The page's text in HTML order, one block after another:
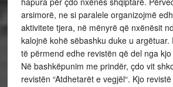
arsimorë, ne si paralele organizojmë
aktivitete tjera, në mënyrë që nxënësit
kalojnë kohë sëbashku duke u argëtuar.
të përmend edhe revistën që del nga
Në bashkëpunim me prindër, çdo vit
revistën “Atdhetarët e vegjël“. Kjo